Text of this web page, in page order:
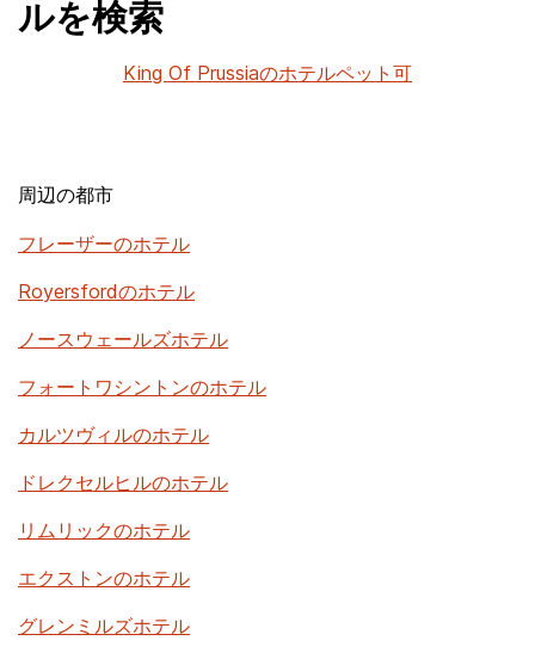
ルを検索
King Of Prussiaのホテルペット可
周辺の都市
フレーザーのホテル
Royersfordのホテル
ノースウェールズホテル
フォートワシントンのホテル
カルツヴィルのホテル
ドレクセルヒルのホテル
リムリックのホテル
エクストンのホテル
グレンミルズホテル